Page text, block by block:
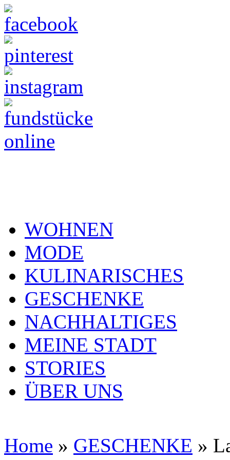
WOHNEN
MODE
KULINARISCHES
GESCHENKE
NACHHALTIGES
MEINE STADT
STORIES
ÜBER UNS
Home » GESCHENKE »